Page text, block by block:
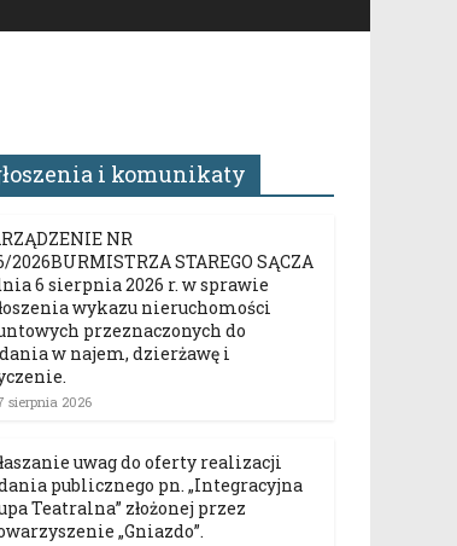
i komunikaty
NR
2026BURMISTRZA STAREGO SĄCZA
6 sierpnia 2026 r. w sprawie
wykazu nieruchomości
przeznaczonych do
w najem, dzierżawę i
sierpnia 2026
uwag do oferty realizacji
publicznego pn. „Integracyjna
Teatralna” złożonej przez
„Gniazdo”.